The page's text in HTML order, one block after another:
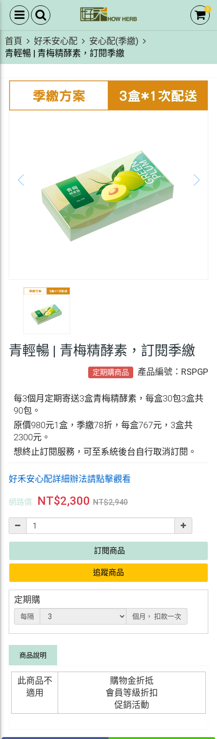
0
首頁 好禾安心配
安心配(季繳)
青輕暢 | 青梅精酵素，訂閱季繳
青輕暢 | 青梅精酵素，訂閱季繳
定期購商品 產品編號：RSPGP
每3個月定期寄送3盒青梅精酵素，每盒30包3盒共
90包。
原價980元1盒，季繳78折，每盒767元，3盒共
2300元。
想終止訂閱服務，可至系統後台自行取消訂閱。
好禾安心配詳細辦法請點擊觀看
網路價 NT$2,300 NT$2,940
訂閱商品
追蹤商品
定期購
每隔 個月， 扣款一次
商品說明
此商品不
適用
購物金折抵
會員等級折扣
促銷活動